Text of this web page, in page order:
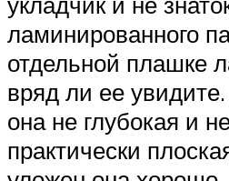
ламинированного
отдельной плашке
вряд ли ее
она не глубокая и
практически